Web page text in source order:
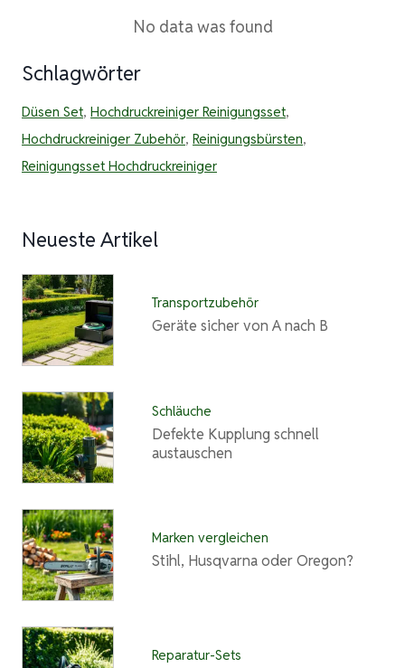
No data was found
Schlagwörter
Düsen Set, Hochdruckreiniger Reinigungsset,
Hochdruckreiniger Zubehör, Reinigungsbürsten,
Reinigungsset Hochdruckreiniger
Neueste Artikel
Transportzubehör
Geräte sicher von A nach B
Schläuche
Defekte Kupplung schnell
austauschen
Marken vergleichen
Stihl, Husqvarna oder Oregon?
Reparatur-Sets